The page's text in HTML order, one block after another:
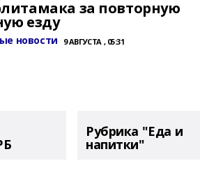
за повторную
езду
новости 9 АВГУСТА , 05:31
Рубрика "Еда и
напитки"